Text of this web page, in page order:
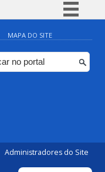
Simplifique!
Comunica BR
Participe
MAPA DO SITE
Administradores do Site